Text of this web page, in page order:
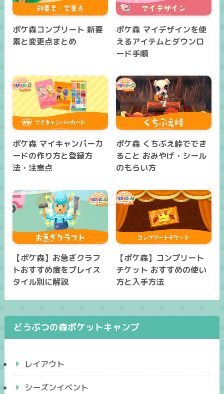
ポケ森コンプリート 新要
素と変更点まとめ
ポケ森 マイデザインを使
えるアイテムとダウンロ
ード手順
ポケ森 マイキャンパーカ
ードの作り方と登録方
法・注意点
ポケ森 くちぶえ峠ででき
ること おみやげ・シール
のもらい方
【ポケ森】お急ぎクラフ
トおすすめ度をプレイス
タイル別に解説
【ポケ森】コンプリート
チケット おすすめの使い
方と入手方法
どうぶつの森ポケットキャンプ
レイアウト
シーズンイベント